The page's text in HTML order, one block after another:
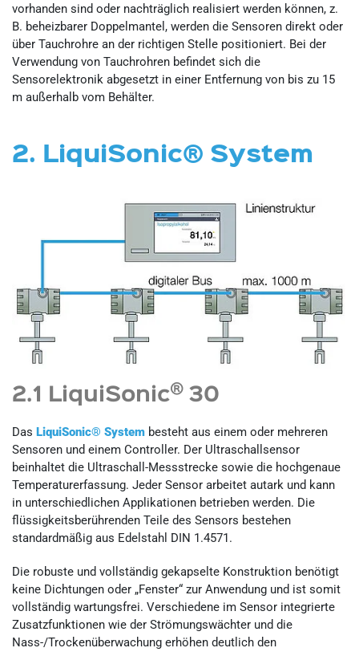
vorhanden sind oder nachträglich realisiert werden können, z.
B. beheizbarer Doppelmantel, werden die Sensoren direkt oder
über Tauchrohre an der richtigen Stelle positioniert. Bei der
Verwendung von Tauchrohren befindet sich die
Sensorelektronik abgesetzt in einer Entfernung von bis zu 15
m außerhalb vom Behälter.
2. LiquiSonic® System
2.1 LiquiSonic® 30
Das LiquiSonic® System besteht aus einem oder mehreren
Sensoren und einem Controller. Der Ultraschallsensor
beinhaltet die Ultraschall-Messstrecke sowie die hochgenaue
Temperaturerfassung. Jeder Sensor arbeitet autark und kann
in unterschiedlichen Applikationen betrieben werden. Die
flüssigkeitsberührenden Teile des Sensors bestehen
standardmäßig aus Edelstahl DIN 1.4571.
Die robuste und vollständig gekapselte Konstruktion benötigt
keine Dichtungen oder „Fenster“ zur Anwendung und ist somit
vollständig wartungsfrei. Verschiedene im Sensor integrierte
Zusatzfunktionen wie der Strömungswächter und die
Nass-/Trockenüberwachung erhöhen deutlich den